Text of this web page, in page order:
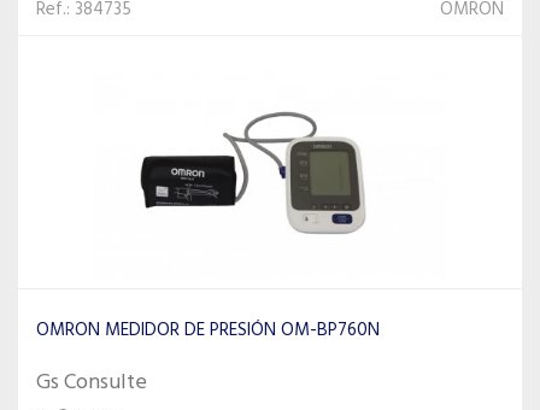
Ref.: 384735 OMRON
OMRON MEDIDOR DE PRESIÓN OM-BP760N
Gs Consulte